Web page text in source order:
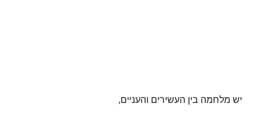
יש מלחמה בין העשירים והעניים,